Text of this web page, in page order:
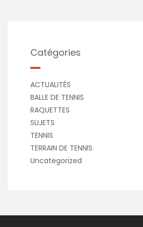
Catégories
ACTUALITÉS
BALLE DE TENNIS
RAQUETTES
SUJETS
TENNIS
TERRAIN DE TENNIS
Uncategorized